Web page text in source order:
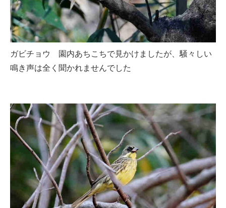
ガビチョウ 園内あちこちで見かけましたが、騒々しい
鳴き声は全く聞かれませんでした